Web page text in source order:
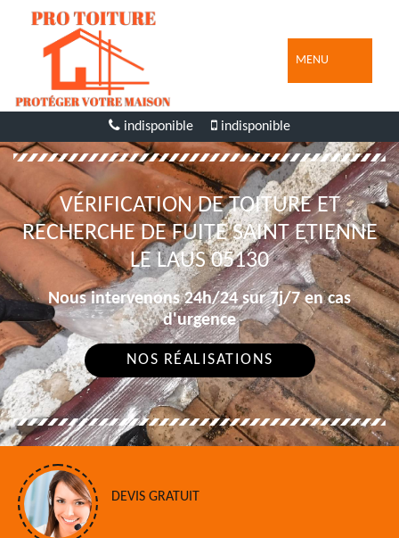
MENU
indisponible indisponible
VÉRIFICATION DE TOITURE ET
RECHERCHE DE FUITE SAINT ETIENNE
LE LAUS 05130
Nous intervenons 24h/24 sur 7j/7 en cas
d'urgence
NOS RÉALISATIONS
DEVIS GRATUIT